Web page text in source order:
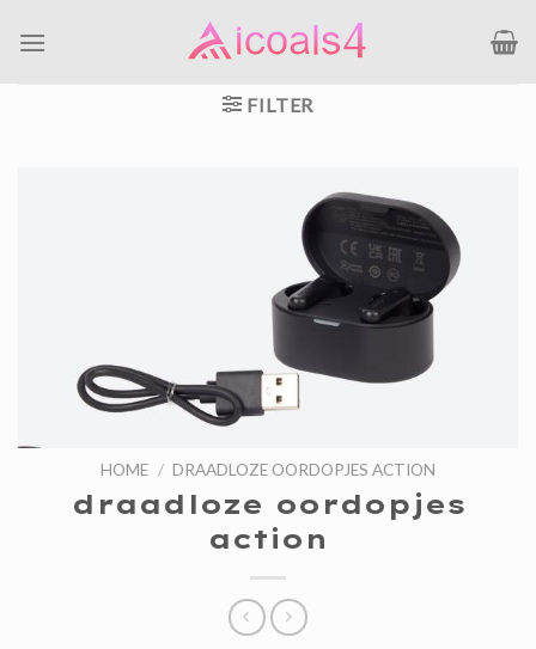
naar
FILTER
HOME / DRAADLOZE OORDOPJES ACTION
draadloze oordopjes
action